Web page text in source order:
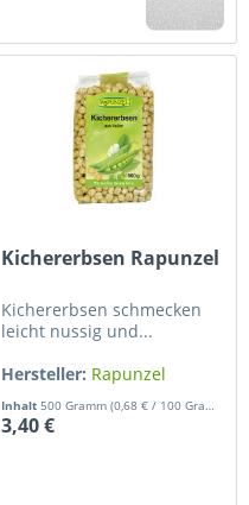
Kichererbsen Rapunzel
Kichererbsen schmecken
leicht nussig und...
Hersteller: Rapunzel
Inhalt500 Gramm(0,68 € / 100 Gramm)
3,40 €